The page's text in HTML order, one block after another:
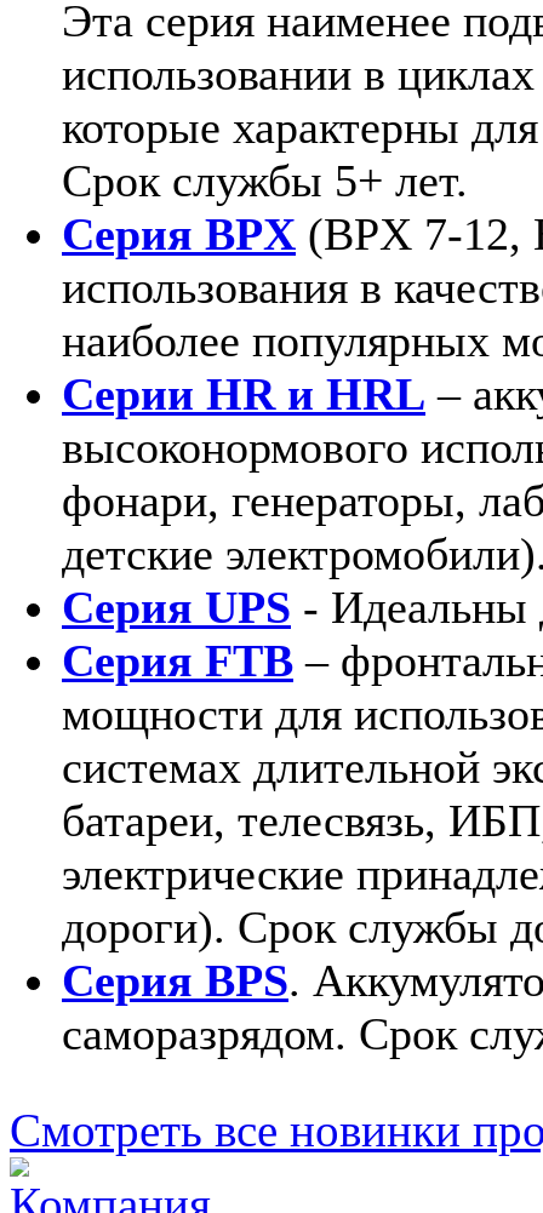
Эта серия наименее
использовании в
которые характерны
Срок службы 5+ лет.
Серия BPX (BPX 7-12,
использования в
наиболее популярных
Серии HR и HRL –
высоконормового
фонари, генераторы,
детские
Серия UPS - Идеальны
Серия FTB –
мощности для
системах длительной
батареи, телесвязь,
электрические
дороги). Срок службы
Серия BPS.
саморазрядом. Срок
Смотреть все новинки